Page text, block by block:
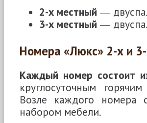
2-х местный ―
3-х местный ―
Номера «Люкс» 2-х и
Каждый номер состоит
круглосуточным
Возле каждого номера
набором мебели.